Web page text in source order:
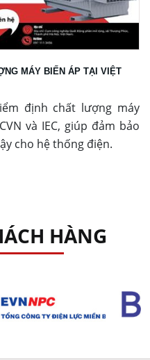
MÁY BIẾN ÁP TẠI VIỆT
định chất lượng máy
và IEC, giúp đảm bảo
cho hệ thống điện.
HÀNG